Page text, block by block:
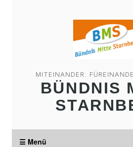
MITEINANDER.
BÜNDNIS
☰ Menü